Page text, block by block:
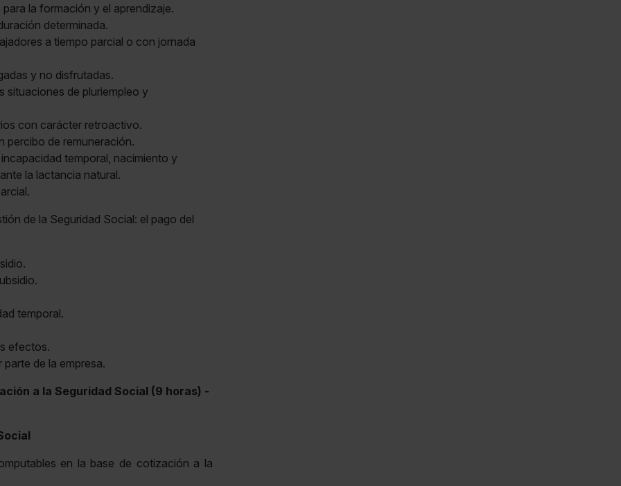
la formación y el aprendizaje.
determinada.
a tiempo parcial o con jornada
y no disfrutadas.
situaciones de pluriempleo y
con carácter retroactivo.
percibo de remuneración.
temporal, nacimiento y
la lactancia natural.
de la Seguridad Social: el pago del
temporal.
efectos.
de la empresa.
a la Seguridad Social (9 horas) -
en la base de cotización a la